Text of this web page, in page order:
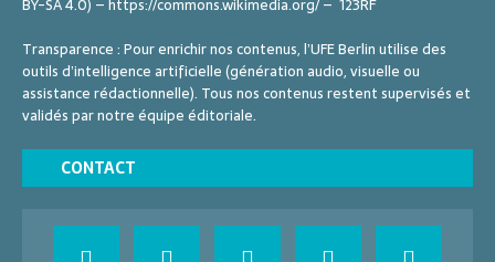
BY-SA 4.0) – https://commons.wikimedia.org/ – 123RF
Transparence : Pour enrichir nos contenus, l’UFE Berlin utilise des
outils d’intelligence artificielle (génération audio, visuelle ou
assistance rédactionnelle). Tous nos contenus restent supervisés et
validés par notre équipe éditoriale.
CONTACT